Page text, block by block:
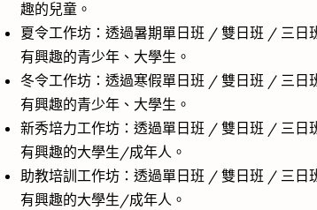
趣的兒童。
夏令工作坊：透過暑期單日班 / 雙日班 / 三日
有興趣的青少年、大學生。
冬令工作坊：透過寒假單日班 / 雙日班 / 三日
有興趣的青少年、大學生。
新秀培力工作坊：透過單日班 / 雙日班 / 三日
有興趣的大學生/成年人。
助教培訓工作坊：透過單日班 / 雙日班 / 三日
有興趣的大學生/成年人。